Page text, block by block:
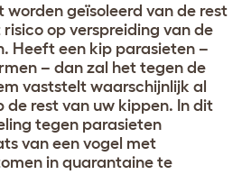
worden geïsoleerd van de rest
op verspreiding van de
Heeft een kip parasieten –
– dan zal het tegen de
vaststelt waarschijnlijk al
de rest van uw kippen. In dit
tegen parasieten
van een vogel met
in quarantaine te